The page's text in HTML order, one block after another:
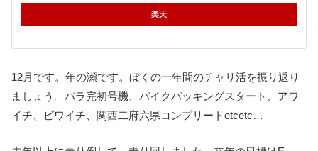
楽天
12月です。年の瀬です。ぼくの一年間のチャリ活を振り返り
ましょう。バラ完初号機、バイクパッキングスタート、アワ
イチ、ビワイチ、関西二府六県コンプリートetcetc…